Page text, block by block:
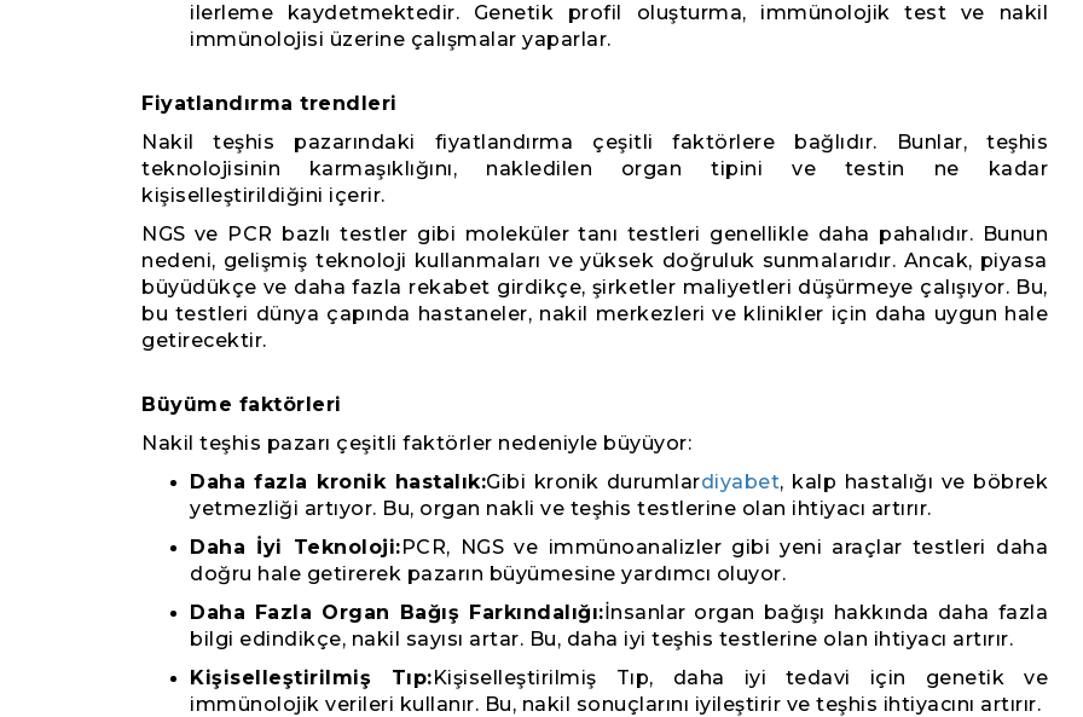
ilerleme kaydetmektedir. Genetik profil oluşturma, immünolojik test ve nakil
immünolojisi üzerine çalışmalar yaparlar.
Fiyatlandırma trendleri
Nakil teşhis pazarındaki fiyatlandırma çeşitli faktörlere bağlıdır. Bunlar, teşhis
teknolojisinin karmaşıklığını, nakledilen organ tipini ve testin ne kadar
kişiselleştirildiğini içerir.
NGS ve PCR bazlı testler gibi moleküler tanı testleri genellikle daha pahalıdır. Bunun
nedeni, gelişmiş teknoloji kullanmaları ve yüksek doğruluk sunmalarıdır. Ancak, piyasa
büyüdükçe ve daha fazla rekabet girdikçe, şirketler maliyetleri düşürmeye çalışıyor. Bu,
bu testleri dünya çapında hastaneler, nakil merkezleri ve klinikler için daha uygun hale
getirecektir.
Büyüme faktörleri
Nakil teşhis pazarı çeşitli faktörler nedeniyle büyüyor:
Daha fazla kronik hastalık:Gibi kronik durumlardiyabet, kalp hastalığı ve böbrek
yetmezliği artıyor. Bu, organ nakli ve teşhis testlerine olan ihtiyacı artırır.
Daha İyi Teknoloji:PCR, NGS ve immünoanalizler gibi yeni araçlar testleri daha
doğru hale getirerek pazarın büyümesine yardımcı oluyor.
Daha Fazla Organ Bağış Farkındalığı:İnsanlar organ bağışı hakkında daha fazla
bilgi edindikçe, nakil sayısı artar. Bu, daha iyi teşhis testlerine olan ihtiyacı artırır.
Kişiselleştirilmiş Tıp:Kişiselleştirilmiş Tıp, daha iyi tedavi için genetik ve
immünolojik verileri kullanır. Bu, nakil sonuçlarını iyileştirir ve teşhis ihtiyacını artırır.